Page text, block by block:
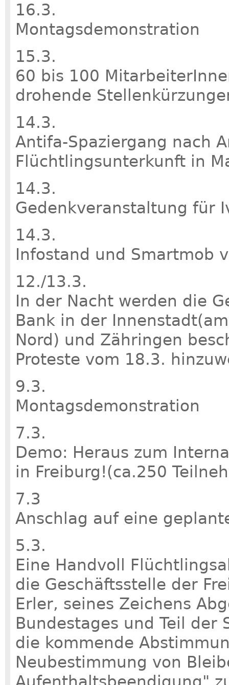
16.3.
Montagsdemonstration
15.3.
60 bis 100
drohende
14.3.
Antifa-Spaziergang nach
Flüchtlingsunterkunft in
14.3.
Gedenkveranstaltung für
14.3.
Infostand und Smartmob
12./13.3.
In der Nacht werden die
Bank in der
Nord) und Zähringen
Proteste vom 18.3.
9.3.
Montagsdemonstration
7.3.
Demo: Heraus zum
in Freiburg!(ca.250
7.3
Anschlag auf eine
5.3.
Eine Handvoll
die Geschäftsstelle der
Erler, seines Zeichens
Bundestages und Teil der
die kommende
Neubestimmung von